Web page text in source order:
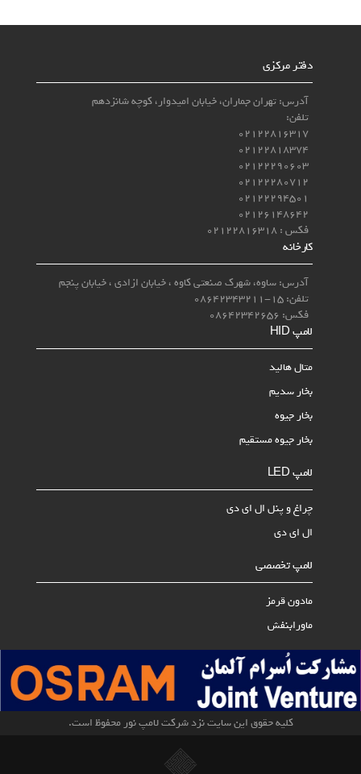
دفتر مرکزی
آدرس: تهران جماران، خیابان امیدوار، کوچه شانزدهم
تلفن:
02122816317
02122818374
02122290603
02122280712
02122294501
02126148642
فکس : 02122816318
کارخانه
آدرس: ساوه، شهرک صنعتی کاوه ، خیابان ازادی ، خیابان پنجم
تلفن: 15-08642343211
فکس: 08642342656
لامپ‌ HID
متال هالید
بخار سدیم
بخار جیوه
بخار جیوه مستقیم
لامپ LED
چراغ و پنل ال ای دی
ال ای دی
لامپ تخصصی
مادون قرمز
ماورابنفش
کلیه حقوق این سایت نزد شرکت لامپ نور محفوظ است.